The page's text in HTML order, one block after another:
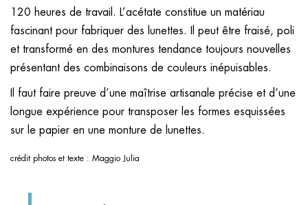
120 heures de travail. L’acétate constitue un matériau
fascinant pour fabriquer des lunettes. Il peut être fraisé, poli
et transformé en des montures tendance toujours nouvelles
présentant des combinaisons de couleurs inépuisables.
​Il faut faire preuve d’une maîtrise artisanale précise et d’une
longue expérience pour transposer les formes esquissées
sur le papier en une monture de lunettes.
crédit photos et texte : Maggio Julia